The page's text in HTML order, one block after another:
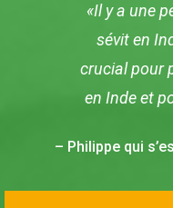
«Il y a une
sévit en
crucial pour
en Inde et
– Philippe qui